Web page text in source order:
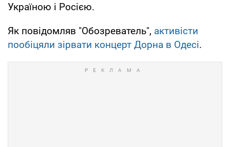
Україною і Росією.
Як повідомляв "Обозреватель", активісти
пообіцяли зірвати концерт Дорна в Одесі.